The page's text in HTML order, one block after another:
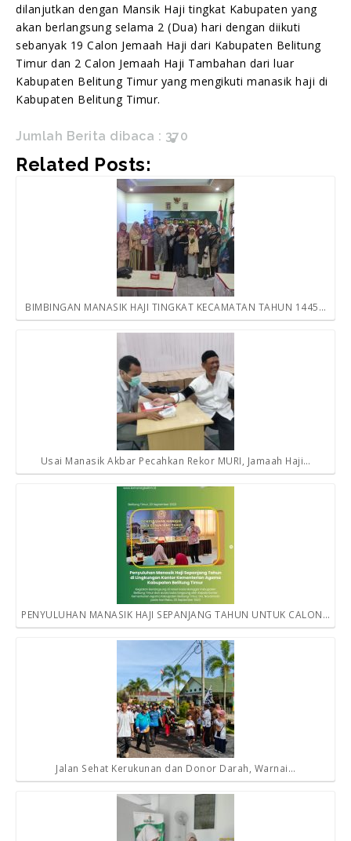
dilanjutkan dengan Mansik Haji tingkat Kabupaten yang
akan berlangsung selama 2 (Dua) hari dengan diikuti
sebanyak 19 Calon Jemaah Haji dari Kabupaten Belitung
Timur dan 2 Calon Jemaah Haji Tambahan dari luar
Kabupaten Belitung Timur yang mengikuti manasik haji di
Kabupaten Belitung Timur.
Jumlah Berita dibaca : 370
Related Posts:
BIMBINGAN MANASIK HAJI TINGKAT KECAMATAN TAHUN 1445…
Usai Manasik Akbar Pecahkan Rekor MURI, Jamaah Haji…
PENYULUHAN MANASIK HAJI SEPANJANG TAHUN UNTUK CALON…
Jalan Sehat Kerukunan dan Donor Darah, Warnai…